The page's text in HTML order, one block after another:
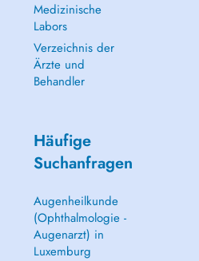
Medizinische
Labors
Verzeichnis der
Ärzte und
Behandler
Häufige
Suchanfragen
Augenheilkunde
(Ophthalmologie -
Augenarzt) in
Luxemburg